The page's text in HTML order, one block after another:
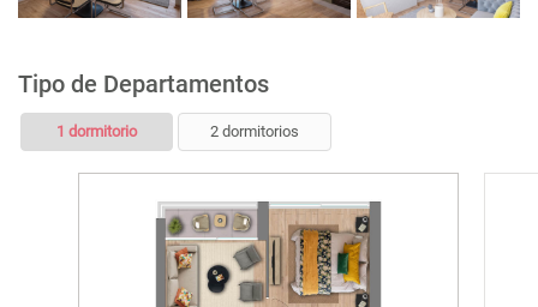
Tipo de Departamentos
1 dormitorio 2 dormitorios